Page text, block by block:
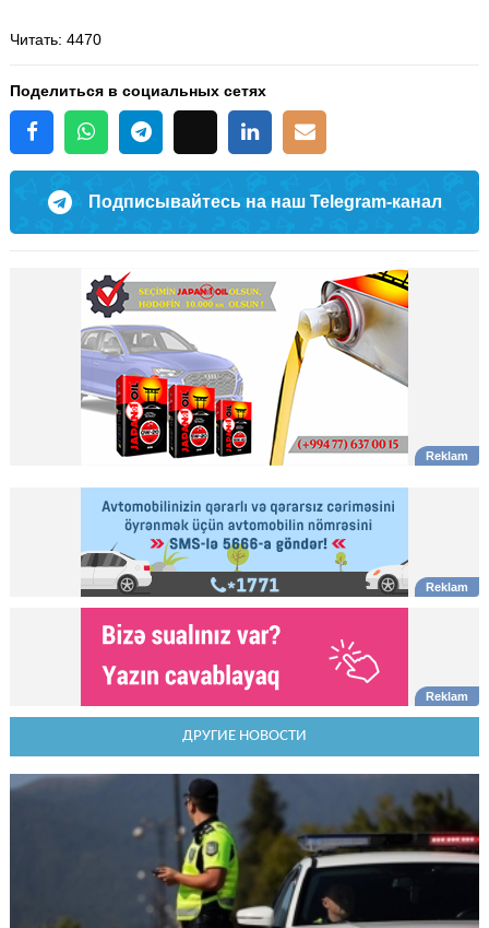
Читать: 4470
Поделиться в социальных сетях
Подписывайтесь на наш Telegram-канал
ДРУГИЕ НОВОСТИ